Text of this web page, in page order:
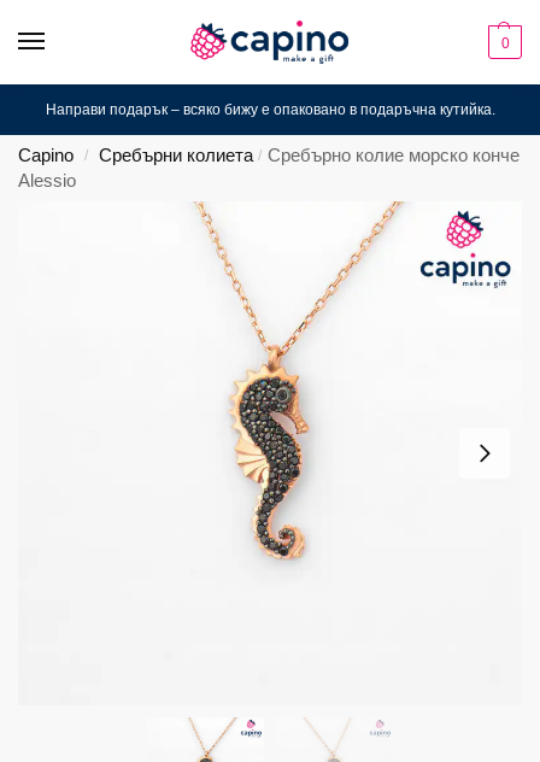
0
Направи подарък – всяко бижу е опаковано в подаръчна кутийка.
Capino / Сребърни колиета / Сребърно колие морско конче
Alessio